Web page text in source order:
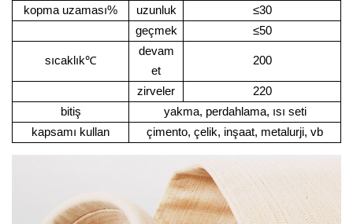
kopma uzaması% uzunluk
≤30
geçmek
≤50
sıcaklık℃
devam
et
200
zirveler
220
bitiş
yakma, perdahlama, ısı seti
kapsamı kullan
çimento, çelik, inşaat, metalurji, vb